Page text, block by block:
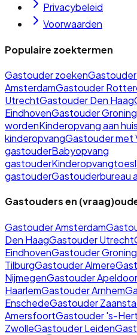
Privacybeleid
Voorwaarden
Populaire zoektermen
Gastouder zoeken
AmsterdamGastouder
UtrechtGastouder Den Haag
EindhovenGastouder
wordenKinderopvang aan huis
kinderopvangGastouder met
gastouderBabyopvang
gastouder
gastouderGastouderbureau
Gastouders en
GastouderAmsterdam
Den HaagGastouderUtrecht
EindhovenGastouder
TilburgGastouderAlmere
NijmegenGastouder
HaarlemGastouderArnhem
EnschedeGastouder
AmersfoortGastouder's-
ZwolleGastouderLeiden